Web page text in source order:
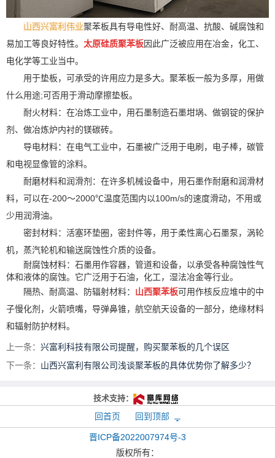
山西兴富利伟业聚苯板具有导电性好、耐高温、抗酸、碱腐蚀和
易加工等良好特性。 太原硅质聚苯板因此广泛被应用在冶金，化工、
电化学等工业当中。
用于垫板，可承受的许用应力是多大。聚苯板一般为多厚，用做
什么用途;可否用于滑动摩擦垫板。
耐火材料：在冶炼工业中，用石墨制造石墨坩埚、做钢锭的保护
剂、做冶炼炉内衬的镁碳砖。
导电材料：在电气工业中，石墨被广泛用于电刷，电子棒，碳管
和电视显像管的涂料。
耐磨材料和润滑剂：在许多机械设备中，用石墨作耐磨和润滑材
料，可以在-200～2000℃温度范围内以100m/s的速度滑动，不用或
少用润滑油。
密封材料：活塞环垫圈，密封件等，用于柔性离心石墨泵，涡轮
机，蒸汽轮机和输送腐蚀性介质的设备。
耐腐蚀材料：石墨用作容器，管道和设备，以承受各种腐蚀性气
体和液体的腐蚀。它广泛用于石油，化工，湿法冶金等行业。
隔热、耐高温、防辐射材料： 山西聚苯板可用作核反应堆中的中
子慢化剂，火箭喷嘴，导弹鼻锥，航空航天设备的一部分，绝缘材料
和辐射防护材料。
上一条： 兴富利科技有限公司提醒，购买聚苯板的几个误区
下一条： 山西兴富利有限公司浅谈聚苯板的具体优势你了解多少？
技术支持：
回首页 回到顶部
晋ICP备2022007974号-3
版权所有：